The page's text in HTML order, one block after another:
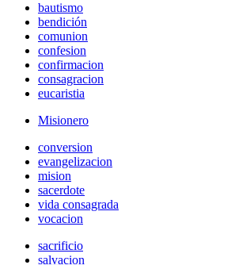
bautismo
bendición
comunion
confesion
confirmacion
consagracion
eucaristia
Misionero
conversion
evangelizacion
mision
sacerdote
vida consagrada
vocacion
sacrificio
salvacion